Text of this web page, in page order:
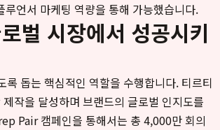
언서 마케팅 역량을 통해 가능했습니다.
벌 시장에서 성공시키
돕는 핵심적인 역할을 수행합니다. 티르티
작을 달성하며 브랜드의 글로벌 인지도를
Pair 캠페인을 통해서는 총 4,000만 회의